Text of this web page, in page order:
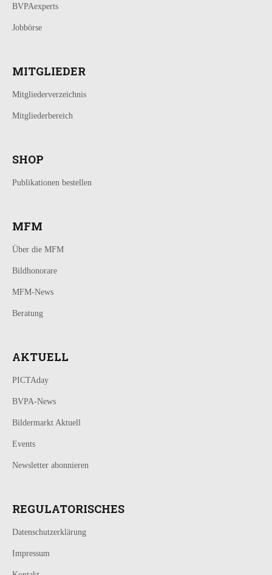
BVPAexperts
Jobbörse
MITGLIEDER
Mitgliederverzeichnis
Mitgliederbereich
SHOP
Publikationen bestellen
MFM
Über die MFM
Bildhonorare
MFM-News
Beratung
AKTUELL
PICTAday
BVPA-News
Bildermarkt Aktuell
Events
Newsletter abonnieren
REGULATORISCHES
Datenschutzerklärung
Impressum